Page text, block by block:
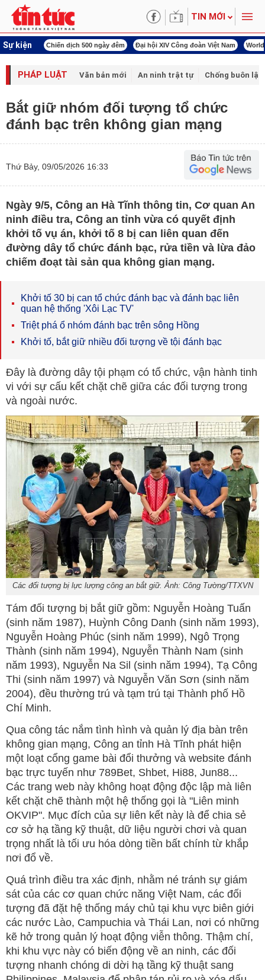
TIN MỚI
Sự kiện
mạng Chiến dịch 500 ngày đêm Đại hội XIV Công đoàn Việt Nam
PHÁP LUẬT Văn bản mới An ninh trật tự Chống buôn
Bắt giữ nhóm đối tượng tổ chức
đánh bạc trên không gian mạng
Thứ Bảy, 09/05/2026 16:33
Ngày 9/5, Công an Hà Tĩnh thông tin, Cơ quan An
ninh điều tra, Công an tỉnh vừa có quyết định
khởi tố vụ án, khởi tố 8 bị can liên quan đến
đường dây tổ chức đánh bạc, rửa tiền và lừa đảo
chiếm đoạt tài sản qua không gian mạng.
Khởi tố 30 bị can tổ chức đánh bạc và đánh bạc liên
quan hệ thống 'Xôi Lạc TV'
Triệt phá ổ nhóm đánh bạc trên sông Hồng
Khởi tố, bắt giữ nhiều đối tượng về tội đánh bạc
Đây là đường dây tội phạm có tổ chức, vận hành tinh
vi với sự cấu kết chặt chẽ giữa các đối tượng trong
và ngoài nước.
Các đối tượng bị lực lượng công an bắt giữ. Ảnh: Công Tường/TTXVN
Tám đối tượng bị bắt giữ gồm: Nguyễn Hoàng Tuấn
(sinh năm 1987), Huỳnh Công Danh (sinh năm 1993),
Nguyễn Hoàng Phúc (sinh năm 1999), Ngô Trọng
Thành (sinh năm 1994), Nguyễn Thành Nam (sinh
năm 1993), Nguyễn Na Sil (sinh năm 1994), Tạ Công
Thi (sinh năm 1997) và Nguyễn Văn Sơn (sinh năm
2004), đều thường trú và tạm trú tại Thành phố Hồ
Chí Minh.
Qua công tác nắm tình hình và quản lý địa bàn trên
không gian mạng, Công an tỉnh Hà Tĩnh phát hiện
một loạt cổng game bài đổi thưởng và website đánh
bạc trực tuyến như 789Bet, Shbet, Hi88, Jun88...
Các trang web này không hoạt động độc lập mà liên
kết chặt chẽ thành một hệ thống gọi là "Liên minh
OKVIP". Mục đích của sự liên kết này là để chia sẻ
cơ sở hạ tầng kỹ thuật, dữ liệu người chơi và quan
trọng nhất là tối ưu hóa dòng tiền bất chính từ khắp
nơi đổ về.
Quá trình điều tra xác định, nhằm né tránh sự giám
sát của các cơ quan chức năng Việt Nam, các đối
tượng đã đặt hệ thống máy chủ tại khu vực biên giới
các nước Lào, Campuchia và Thái Lan, nơi có những
kẽ hở trong quản lý hoạt động viễn thông. Thậm chí,
khi khu vực này có biến động về an ninh, các đối
tượng nhanh chóng di dời hạ tầng kỹ thuật sang